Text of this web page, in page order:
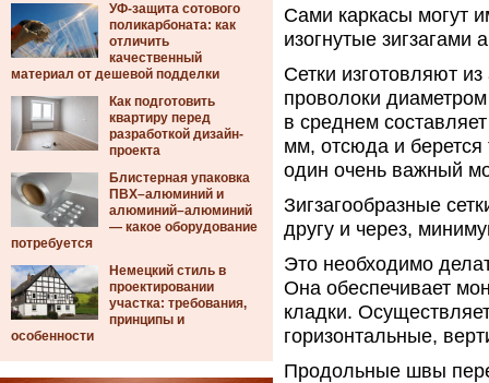
УФ-защита сотового
поликарбоната: как
отличить
качественный
материал от дешевой подделки
Как подготовить
квартиру перед
разработкой дизайн-
проекта
Блистерная упаковка
ПВХ–алюминий и
алюминий–алюминий
— какое оборудование
потребуется
Немецкий стиль в
проектировании
участка: требования,
принципы и
особенности
Сами каркасы могут
изогнутые зигзагами
Сетки изготовляют
проволоки
в среднем
мм, отсюда и
один очень важный
Зигзагообразные
другу и через,
Это необходимо
Она обеспечивает
кладки.
горизонтальные,
Продольные швы